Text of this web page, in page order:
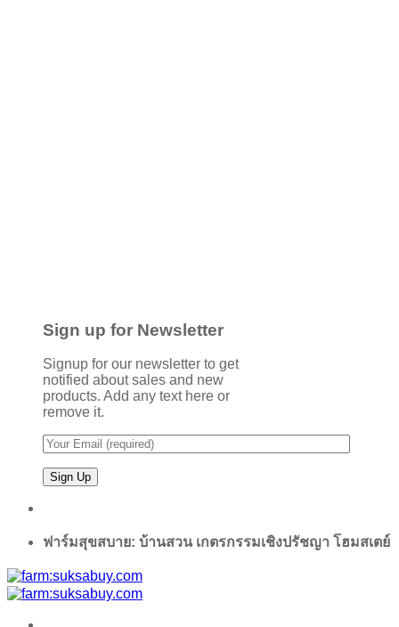
Sign up for Newsletter
Signup for our newsletter to get
notified about sales and new
products. Add any text here or
remove it.
ฟาร์มสุขสบาย: บ้านสวน เกตรกรรมเชิงปรัชญา โฮมสเตย์